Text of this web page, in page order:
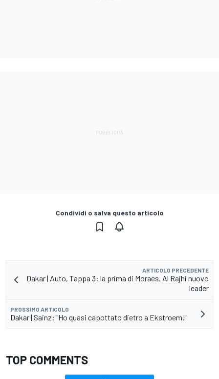
Condividi o salva questo articolo
ARTICOLO PRECEDENTE
Dakar | Auto, Tappa 3: la prima di Moraes. Al Rajhi nuovo
leader
PROSSIMO ARTICOLO
Dakar | Sainz: "Ho quasi capottato dietro a Ekstroem!"
TOP COMMENTS